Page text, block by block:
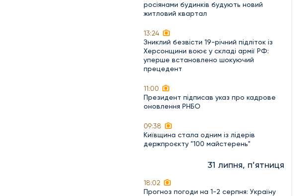
росіянами будинків будують новий
житловий квартал
13:24
Зниклий безвісти 19-річний підліток із
Херсонщини воює у складі армії РФ:
уперше встановлено шокуючий
прецедент
11:00
Президент підписав указ про кадрове
оновлення РНБО
09:38
Київщина стала одним із лідерів
держпроєкту "100 майстерень"
31 липня, п’ятниця
18:02
Прогноз погоди на 1-2 серпня: Україну